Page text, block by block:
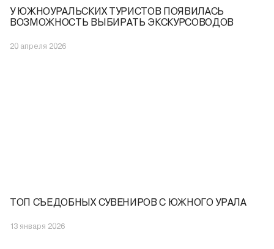
У ЮЖНОУРАЛЬСКИХ ТУРИСТОВ ПОЯВИЛАСЬ
ВОЗМОЖНОСТЬ ВЫБИРАТЬ ЭКСКУРСОВОДОВ
20 апреля 2026
ТОП СЪЕДОБНЫХ СУВЕНИРОВ С ЮЖНОГО УРАЛА
13 января 2026